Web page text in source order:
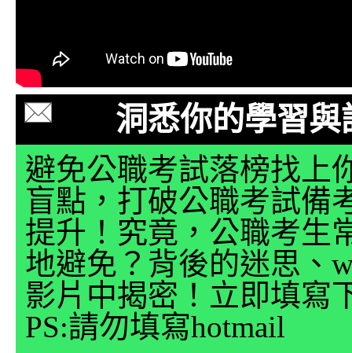
洞悉你的學習
避免公職考試落榜找上
盲點，打破公職考試備
提升！究竟，公職考生
地避免？背後的迷思、
影片中揭密！立即填寫
PS:請勿填寫hotmail